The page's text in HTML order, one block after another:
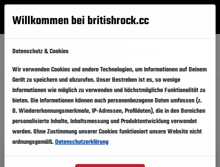
Menü
Alle Festival Updates
Musikfestivals: Filter
Diese Festivalinfos teilen
Willkommen bei britishrock.cc
Datenschutz & Cookies
Wir verwenden Cookies und andere Technologien, um Informationen auf Deinem
Gerät zu speichern und abzurufen. Unser Bestreben ist es, so wenige
Informationen wie möglich zu verwenden und höchstmögliche Funktionalität zu
bieten. Die Informationen können auch personenbezogene Daten umfassen (z.
B. Wiedererkennungsmerkmale, IP-Adressen, Profildaten), die in den Bereichen
personalisierte Inhalte, Inhaltsmessung und Produktentwicklung verwendet
werden. Ohne Zustimmung unserer Cookies funktioniert unsere Website nicht
ordnungsgemäß.Datenschutzerklärung